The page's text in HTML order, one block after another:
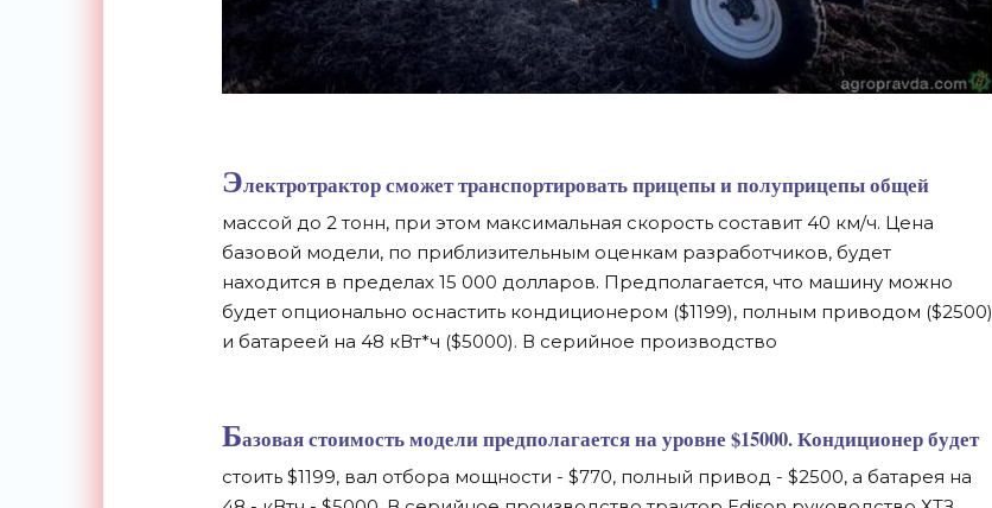
Электротрактор сможет транспортировать прицепы и полуприцепы общей
массой до 2 тонн, при этом максимальная скорость составит 40 км/ч. Цена
базовой модели, по приблизительным оценкам разработчиков, будет
находится в пределах 15 000 долларов. Предполагается, что машину можно
будет опционально оснастить кондиционером ($1199), полным приводом ($2500)
и батареей на 48 кВт*ч ($5000). В серийное производство
Базовая стоимость модели предполагается на уровне $15000. Кондиционер будет
стоить $1199, вал отбора мощности - $770, полный привод - $2500, а батарея на